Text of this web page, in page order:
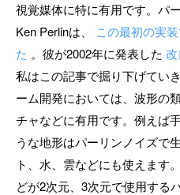
視覚媒体に特に有用です。パ
Ken Perlinは、 この最初の実
た 。彼が2002年に発表した
私はこの記事で掘り下げてい
ーム開発においては、波形の
チャなどに有用です。例えば
うな地形はパーリンノイズで
ト、水、雲などにも使えます
どが2次元、3次元で使用する